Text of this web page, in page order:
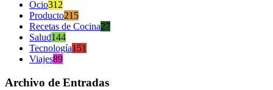
Ocio312
Producto215
Recetas de Cocina27
Salud144
Tecnología151
Viajes89
Archivo de Entradas